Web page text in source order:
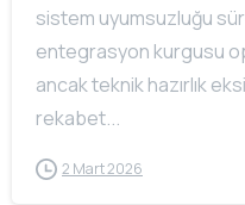
sistem uyumsuzluğu
entegrasyon kurgusu
ancak teknik hazırlık
rekabet...
2 Mart 2026